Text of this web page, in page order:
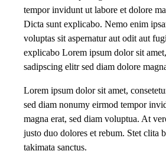
tempor invidunt ut labore et dolore
Dicta sunt explicabo. Nemo enim
voluptas sit aspernatur aut odit aut
explicabo Lorem ipsum dolor sit
sadipscing elitr sed diam dolore
Lorem ipsum dolor sit amet,
sed diam nonumy eirmod tempor
magna erat, sed diam voluptua. At
justo duo dolores et rebum. Stet clita
takimata sanctus.